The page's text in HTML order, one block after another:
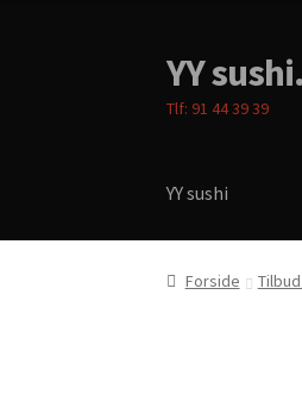
Spring
til
navigation
Spring
til
indhold
YY
Tlf: 91 44 39 39
YY sushi
Forside Cart
Forside